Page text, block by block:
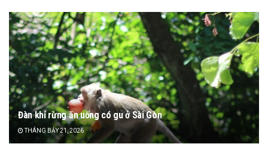
Đàn khỉ rừng ăn uống có gu ở Sài Gòn
THÁNG BẢY 21, 2026